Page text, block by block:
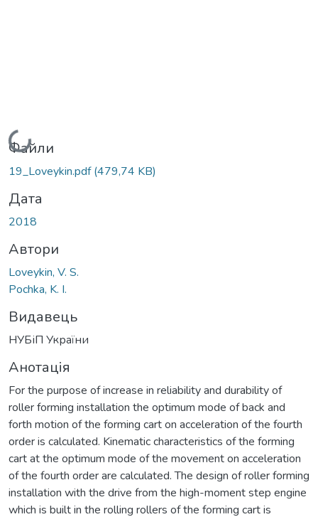
Вантажиться...
Файли
19_Loveykin.pdf(479,74 KB)
Дата
2018
Автори
Loveykin, V. S.
Pochka, K. I.
Видавець
НУБіП України
Анотація
For the purpose of increase in reliability and durability of
roller forming installation the optimum mode of back and
forth motion of the forming cart on acceleration of the fourth
order is calculated. Kinematic characteristics of the forming
cart at the optimum mode of the movement on acceleration
of the fourth order are calculated. The design of roller forming
installation with the drive from the high-moment step engine
which is built in the rolling rollers of the forming cart is